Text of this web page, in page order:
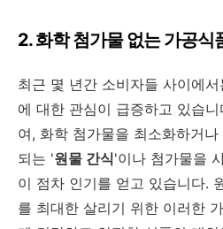
2. 화학 첨가물 없는 가공식
최근 몇 년간 소비자들 사이에
에 대한 관심이 급증하고 있습
여, 화학 첨가물을 최소화하거
되는 '원물 간식'이나 첨가물을
이 점차 인기를 얻고 있습니다.
를 최대한 살리기 위한 이러한